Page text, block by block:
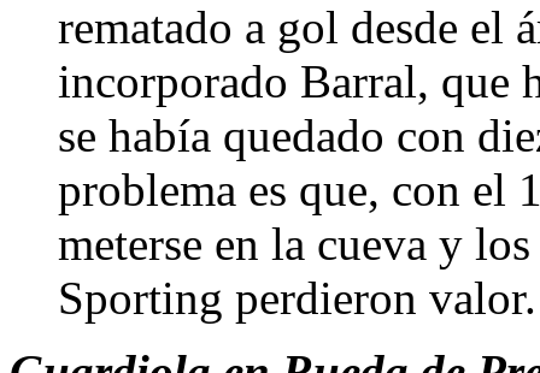
rematado a gol desde el
incorporado Barral, que
se había quedado con
problema es que, con el
meterse en la cueva y
Sporting perdieron